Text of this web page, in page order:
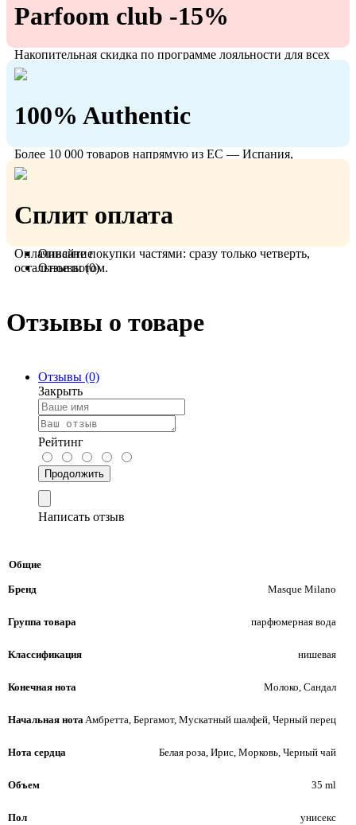
Parfoom club -15%
Накопительная скидка по программе лояльности для всех
кто с нами!
100% Authentic
Более 10 000 товаров напрямую из ЕС — Испания,
Польша, Германия.
Сплит оплата
Оплачивайте покупки частями: сразу только четверть,
остальное потом.
Описание
Отзывы (0)
Отзывы о товаре
Отзывы (0)
Закрыть
Рейтинг
Продолжить
Написать отзыв
Общие
Бренд Masque Milano
Группа товара парфюмерная вода
Классификация нишевая
Конечная нота Молоко, Сандал
Начальная нотаАмбретта, Бергамот, Мускатный шалфей, Черный перец
Нота сердца Белая роза, Ирис, Морковь, Черный чай
Объем 35 ml
Пол унисекс